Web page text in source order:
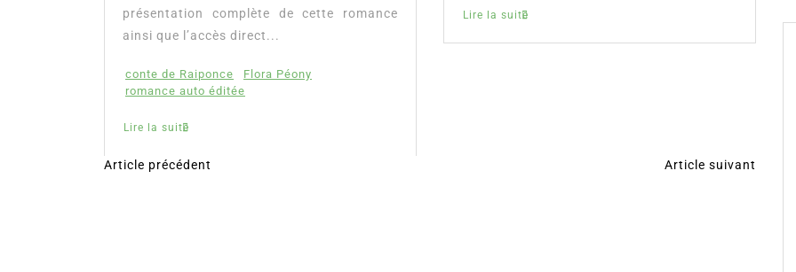
présentation complète de cette romance
ainsi que l’accès direct...
conte de Raiponce
Flora Péony
romance auto éditée
Lire la suite
Lire la suite
N
Article précédent Article suivant